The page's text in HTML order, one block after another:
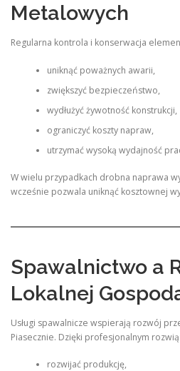
Metalowych
Regularna kontrola i konserwacja
uniknąć poważnych awarii,
zwiększyć bezpieczeństwo,
wydłużyć żywotność konstrukcji,
ograniczyć koszty napraw,
utrzymać wysoką wydajność
W wielu przypadkach drobna naprawa
wcześnie pozwala uniknąć kosztownej
Spawalnictwo a
Lokalnej
Usługi spawalnicze wspierają rozwój
Piasecznie. Dzięki profesjonalnym
rozwijać produkcję,